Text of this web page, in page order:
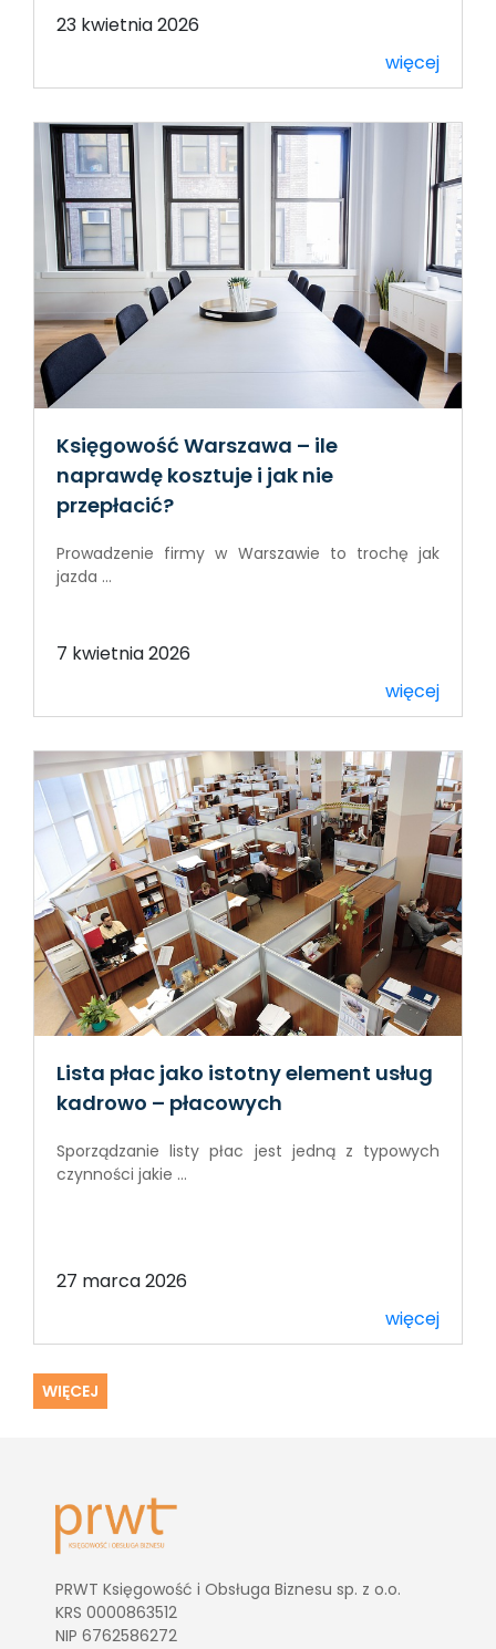
23 kwietnia 2026
więcej
Księgowość Warszawa – ile
naprawdę kosztuje i jak nie
przepłacić?
Prowadzenie firmy w Warszawie to trochę jak
jazda ...
7 kwietnia 2026
więcej
Lista płac jako istotny element usług
kadrowo – płacowych
Sporządzanie listy płac jest jedną z typowych
czynności jakie ...
27 marca 2026
więcej
WIĘCEJ
PRWT Księgowość i Obsługa Biznesu sp. z o.o.
KRS 0000863512
NIP 6762586272